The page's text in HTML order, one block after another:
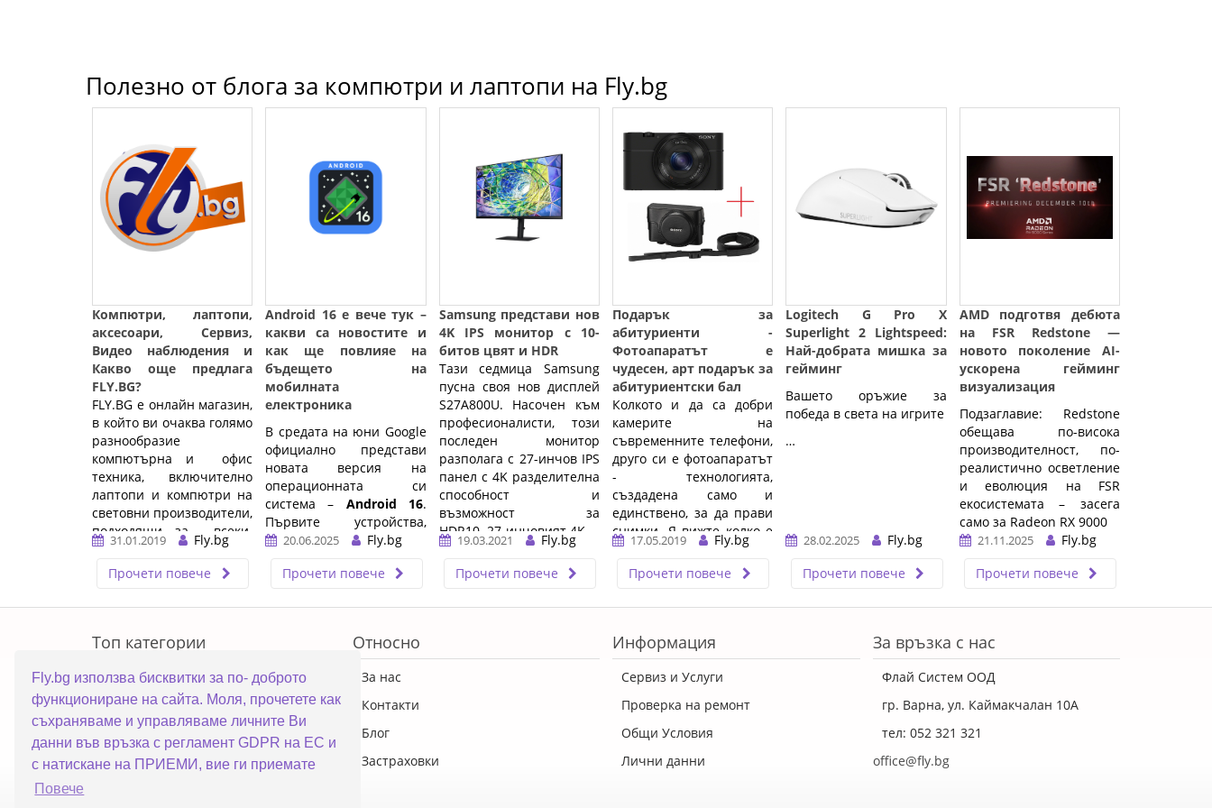
Fly.bg използва бисквитки за по- доброто
функциониране на сайта. Моля, прочетете как
съхраняваме и управляваме личните Ви
данни във връзка с регламент GDPR на ЕС и
с натискане на ПРИЕМИ, вие ги приемате
Повече
Полезно от блога за компютри и лаптопи на Fly.bg
Компютри, лаптопи,
аксесоари, Сервиз,
Видео наблюдения и
Какво още предлага
FLY.BG?
FLY.BG е онлайн магазин,
в който ви очаква голямо
разнообразие
компютърна и офис
техника, включително
лаптопи и компютри на
световни производители,
подходящи за всеки.
При нас ще намерите ...
31.01.2019
Fly.bg
Прочети повече
Android 16 е вече тук –
какви са новостите и
как ще повлияе на
бъдещето на
мобилната
електроника
В средата на юни Google
официално представи
новата версия на
операционната си
система – Android 16.
Първите устройства,
които я получиха, са Pixel
паралелно с това
тестове на своята
базирана на Android 16.
…
20.06.2025
Fly.bg
Прочети повече
Samsung представи нов
4K IPS монитор с 10-
битов цвят и HDR
Тази седмица Samsung
пусна своя нов дисплей
S27A800U. Насочен към
професионалисти, този
последен монитор
разполага с 27-инчов IPS
панел с 4K разделителна
способност и
възможност за
HDR10. 27-инчовият 4K ...
… 19.03.2021
Fly.bg
Прочети повече
Подарък за
абитуриенти -
Фотоапаратът е
чудесен, арт подарък за
абитуриентски бал
Колкото и да са добри
камерите на
съвременните телефони,
друго си е фотоапаратът
- технологията,
създадена само и
единствено, за да прави
снимки. Я вижте колко е
голям, дори, когато е в
малък формат. ...…
17.05.2019
Fly.bg
Прочети повече
Logitech G Pro X
Superlight 2 Lightspeed:
Най-добрата мишка за
гейминг
Вашето оръжие за
победа в света на игрите
…
28.02.2025
Fly.bg
Прочети повече
AMD подготвя дебюта
на FSR Redstone —
новото поколение AI-
ускорена гейминг
визуализация
Подзаглавие: Redstone
обещава по-висока
производителност, по-
реалистично осветление
и еволюция на FSR
екосистемата – засега
само за Radeon RX 9000
… 21.11.2025
Fly.bg
Прочети повече
Топ категории
ПРОМОЦИИ
Преносими компютри
Настолни компютри
Смартфони
Относно
За нас
Контакти
Блог
Застраховки
Информация
Сервиз и Услуги
Проверка на ремонт
Общи Условия
Лични данни
За връзка с нас
Флай Систем ООД
гр. Варна, ул. Каймакчалан 10А
тел: 052 321 321
office@fly.bg